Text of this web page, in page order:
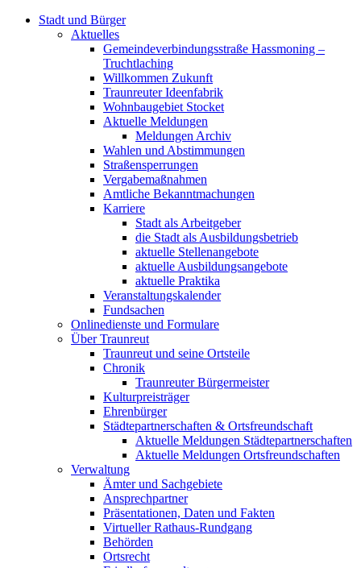
Stadt und Bürger
Aktuelles
Gemeindeverbindungsstraße Hassmoning –
Truchtlaching
Willkommen Zukunft
Traunreuter Ideenfabrik
Wohnbaugebiet Stocket
Aktuelle Meldungen
Meldungen Archiv
Wahlen und Abstimmungen
Straßensperrungen
Vergabemaßnahmen
Amtliche Bekanntmachungen
Karriere
Stadt als Arbeitgeber
die Stadt als Ausbildungsbetrieb
aktuelle Stellenangebote
aktuelle Ausbildungsangebote
aktuelle Praktika
Veranstaltungskalender
Fundsachen
Onlinedienste und Formulare
Über Traunreut
Traunreut und seine Ortsteile
Chronik
Traunreuter Bürgermeister
Kulturpreisträger
Ehrenbürger
Städtepartnerschaften & Ortsfreundschaft
Aktuelle Meldungen Städtepartnerschaften
Aktuelle Meldungen Ortsfreundschaften
Verwaltung
Ämter und Sachgebiete
Ansprechpartner
Präsentationen, Daten und Fakten
Virtueller Rathaus-Rundgang
Behörden
Ortsrecht